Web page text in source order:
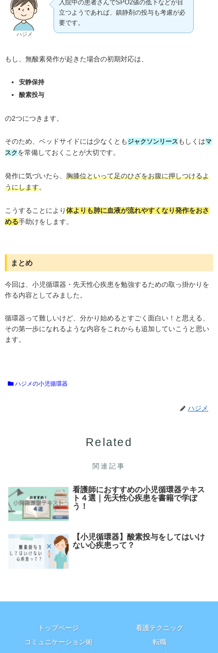
ハジメ
入院中の患者さんでSPO2値の低下などが目
立つようであれば、鎮静剤の投与も考慮が必
要です。
もし、無酸素発作が起きた場合の初期対応は、
安静保持
酸素投与
の2つにつきます。
そのため、ベッドサイドには少なくとも ジャクソンリース もしくはマ
スクを常備しておくことが大切です。
発作に気づいたら、 胸膝位といって足のひざをお腹に押しつけるよ
うにします。
こうすることにより 体よりも肺に血液が流れやすくなり発作をおさ
める手助けをします。
まとめ
今回は、小児循環器・先天性心疾患を勉強するための取っ掛かりを
作る内容としてみました。
循環器って難しいけど、分かり始めるとすごく面白い！と思える、
その第一歩になれるような内容をこれからも追加していこうと思い
ます。
ハジメの小児循環器
ハジメ
関連記事
看護師におすすめの小児循環器テキス
ト４選｜先天性心疾患を書籍で学ぼ
う！
【小児循環器】酸素投与をしてはいけ
ない心疾患って？
トップページ
看護テクニック
コミュニケーション術
転職